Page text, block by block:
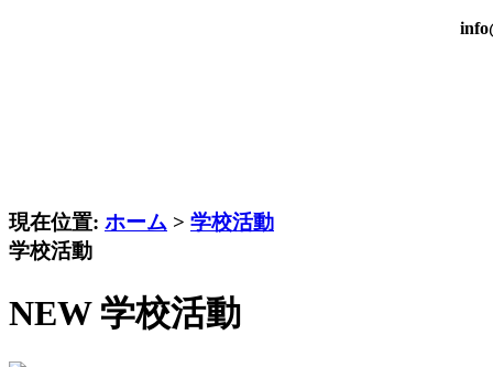
現在位置: ホーム > 学校活動
学校活動
NEW 学校活動